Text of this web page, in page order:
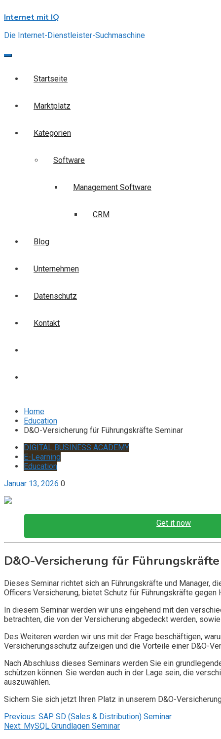
to
Internet mit IQ
Die Internet-Dienstleister-Suchmaschine
Startseite
Marktplatz
Kategorien
Software
Management Software
CRM
Blog
Unternehmen
Datenschutz
Kontakt
Home
Education
D&O-Versicherung für Führungskräfte Seminar
DIGITAL BUSINESS ACADEMY
E-Learning
Education
Januar 13, 2026 0
Get it now
D&O-Versicherung für
Dieses Seminar richtet sich an Führungskräfte und Manager,
Officers Versicherung, bietet Schutz für Führungskräfte
In diesem Seminar werden wir uns eingehend mit den
betrachten, die von der Versicherung abgedeckt werden,
Des Weiteren werden wir uns mit der Frage beschäftigen,
Versicherungsschutz aufzeigen und die Vorteile einer D&O-
Nach Abschluss dieses Seminars werden Sie ein
schützen können. Sie werden auch in der Lage sein, die
auszuwählen.
Sichern Sie sich jetzt Ihren Platz in unserem D&O-
Beitragsnavigation
Previous: SAP SD (Sales & Distribution) Seminar
Next: MySQL Grundlagen Seminar